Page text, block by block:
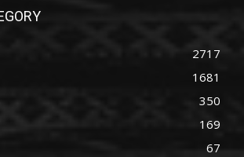
2717
1681
350
169
67